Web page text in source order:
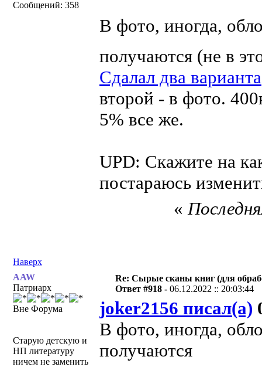
Сообщений: 358
В фото, иногда,
получаются (не в
Сдалал два варианта
второй - в фото.
5% все же.
UPD: Скажите на
постараюсь
Наверх
«
AAW
Патриарх
Вне Форума
Старую детскую и
НП литературу
ничем не заменить
Re: Сырые сканы книг (для
Ответ #918 -06.12.2022 :: 20:03:44
joker2156 писал(а)
В фото, иногда,
получаются